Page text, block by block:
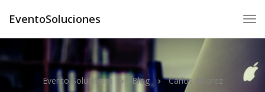
EventoSoluciones
Evento Soluciones Blog Carlos Alvarez